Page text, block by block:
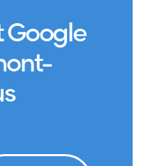
Google